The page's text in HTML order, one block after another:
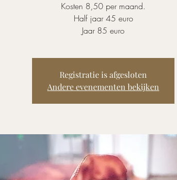
Kosten 8,50 per maand.
Half jaar 45 euro
Jaar 85 euro
Registratie is afgesloten
Andere evenementen bekijken